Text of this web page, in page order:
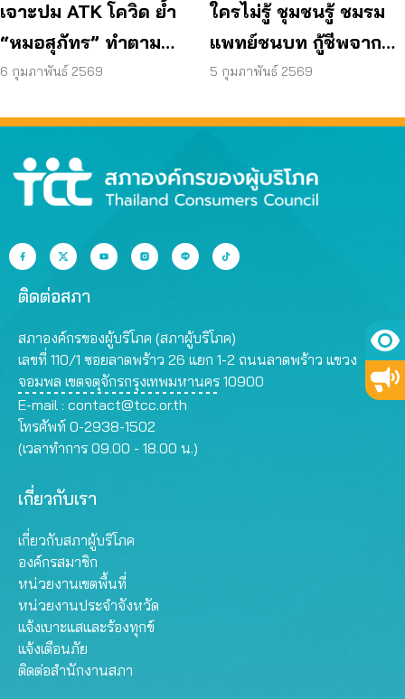
เจาะปม ATK โควิด ย้ำ
“หมอสุภัทร” ทำตาม
กฎหมายกู้ชีวิต
6 กุมภาพันธ์ 2569
ใครไม่รู้ ชุมชนรู้ ชมรม
แพทย์ชนบท กู้ชีพจาก
วิกฤติโควิดจริง
5 กุมภาพันธ์ 2569
ติดต่อสภา
สภาองค์กรของผู้บริโภค (สภาผู้บริโภค)
เลขที่ 110/1 ซอยลาดพร้าว 26 แยก 1-2 ถนนลาดพร้าว แขวง
จอมพล เขตจตุจักรกรุงเทพมหานคร 10900
E-mail : contact@tcc.or.th
โทรศัพท์ 0-2938-1502
(เวลาทำการ 09.00 - 18.00 น.)
เกี่ยวกับเรา
เกี่ยวกับสภาผู้บริโภค
องค์กรสมาชิก
หน่วยงานเขตพื้นที่
หน่วยงานประจำจังหวัด
แจ้งเบาะแสและร้องทุกข์
แจ้งเตือนภัย
ติดต่อสำนักงานสภา